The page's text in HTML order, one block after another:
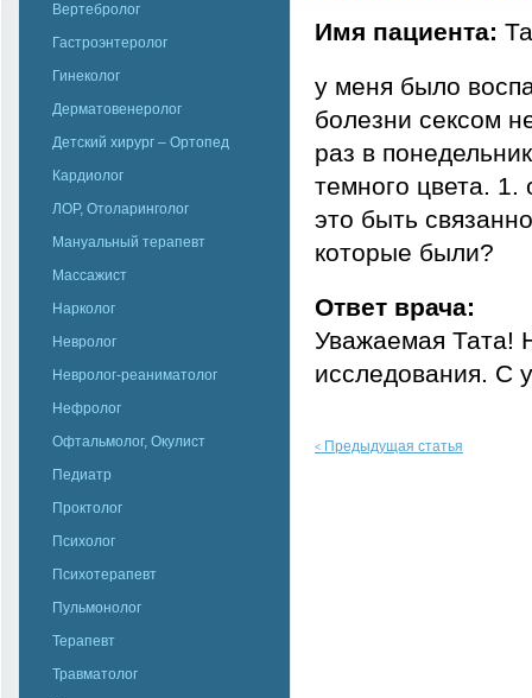
Вертебролог
Гастроэнтеролог
Гинеколог
Дерматовенеролог
Детский хирург – Ортопед
Кардиолог
ЛОР, Отоларинголог
Мануальный терапевт
Массажист
Нарколог
Невролог
Невролог-реаниматолог
Нефролог
Офтальмолог, Окулист
Педиатр
Проктолог
Психолог
Психотерапевт
Пульмонолог
Терапевт
Травматолог
Имя пациента:
у меня было
болезни сексом
раз в
темного цвета. 1.
это быть
которые были?
Ответ врача:
Уважаемая Тата!
исследования. С
< Предыдущая статья